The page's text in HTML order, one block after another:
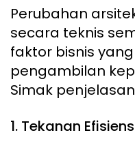
Perubahan
secara teknis
faktor bisnis
pengambilan
Simak
1. Tekanan